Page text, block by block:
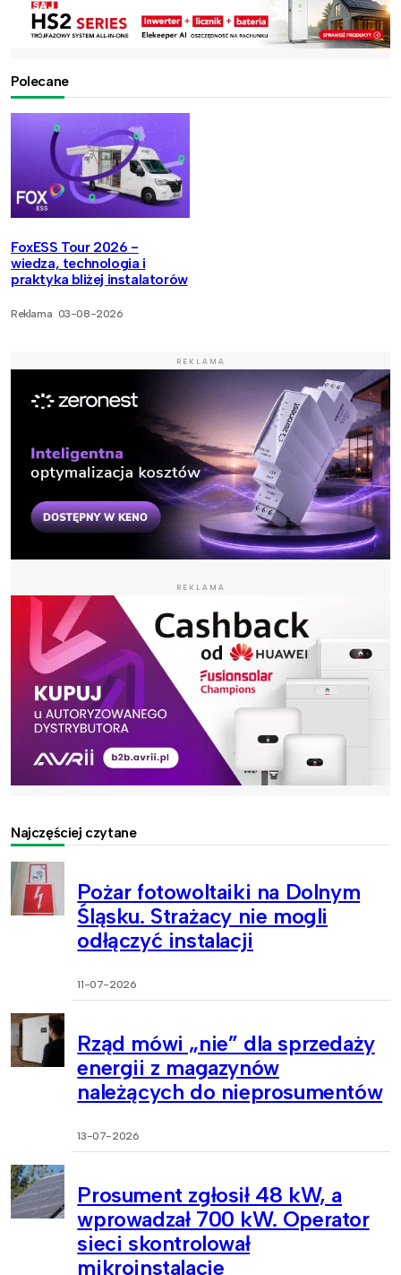
Polecane
FoxESS Tour 2026 -
wiedza, technologia i
praktyka bliżej instalatorów
Reklama 03-08-2026
REKLAMA
REKLAMA
Najczęściej czytane
Pożar fotowoltaiki na Dolnym
Śląsku. Strażacy nie mogli
odłączyć instalacji
11-07-2026
Rząd mówi „nie” dla sprzedaży
energii z magazynów
należących do nieprosumentów
13-07-2026
Prosument zgłosił 48 kW, a
wprowadzał 700 kW. Operator
sieci skontrolował
mikroinstalacje